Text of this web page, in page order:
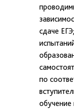
сдаче
по
обучение